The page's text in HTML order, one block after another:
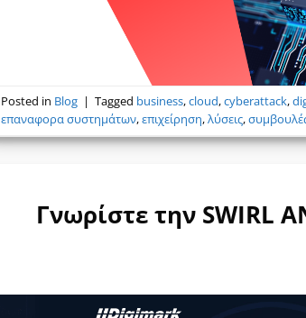
Posted in Blog | Tagged business,cloud,cyberattack,
επαναφορα συστημάτων,επιχείρηση,λύσεις,
Γνωρίστε την SWIRL